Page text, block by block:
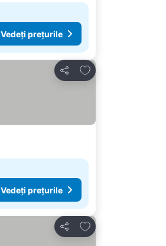
Vedeți prețurile
Distribuiți
Adăugaţi la favorite
Vedeți prețurile
Distribuiți
Adăugaţi la favorite